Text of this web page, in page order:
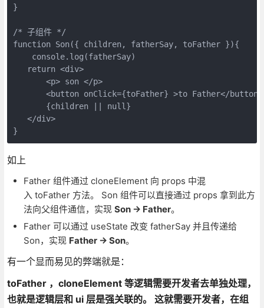
}
/* 子组件 */
function Son({ children, fatherSay, toFather }){
    console.log(fatherSay)
   return <div>
       <p> son </p>
       <button onClick={toFather} >to Father</button>
       {children || null}
   </div>
如上
Father 组件通过 cloneElement 向 props 中混
入 toFather 方法。 Son 组件可以直接通过 props 拿到此方
法向父组件通信，实现 Son -> Father。
Father 可以通过 useState 改变 fatherSay 并且传递给
Son，实现 Father -> Son。
有一个显而易见的弊端就是：
toFather ，cloneElement 等逻辑需要开发者去单独处理，
也就是逻辑层和 ui 层是强关联的。 这就需要开发者，在组